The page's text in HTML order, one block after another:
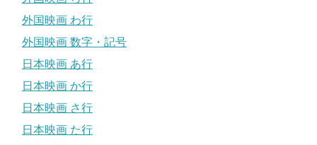
外国映画 わ行
外国映画 数字・記号
日本映画 あ行
日本映画 か行
日本映画 さ行
日本映画 た行